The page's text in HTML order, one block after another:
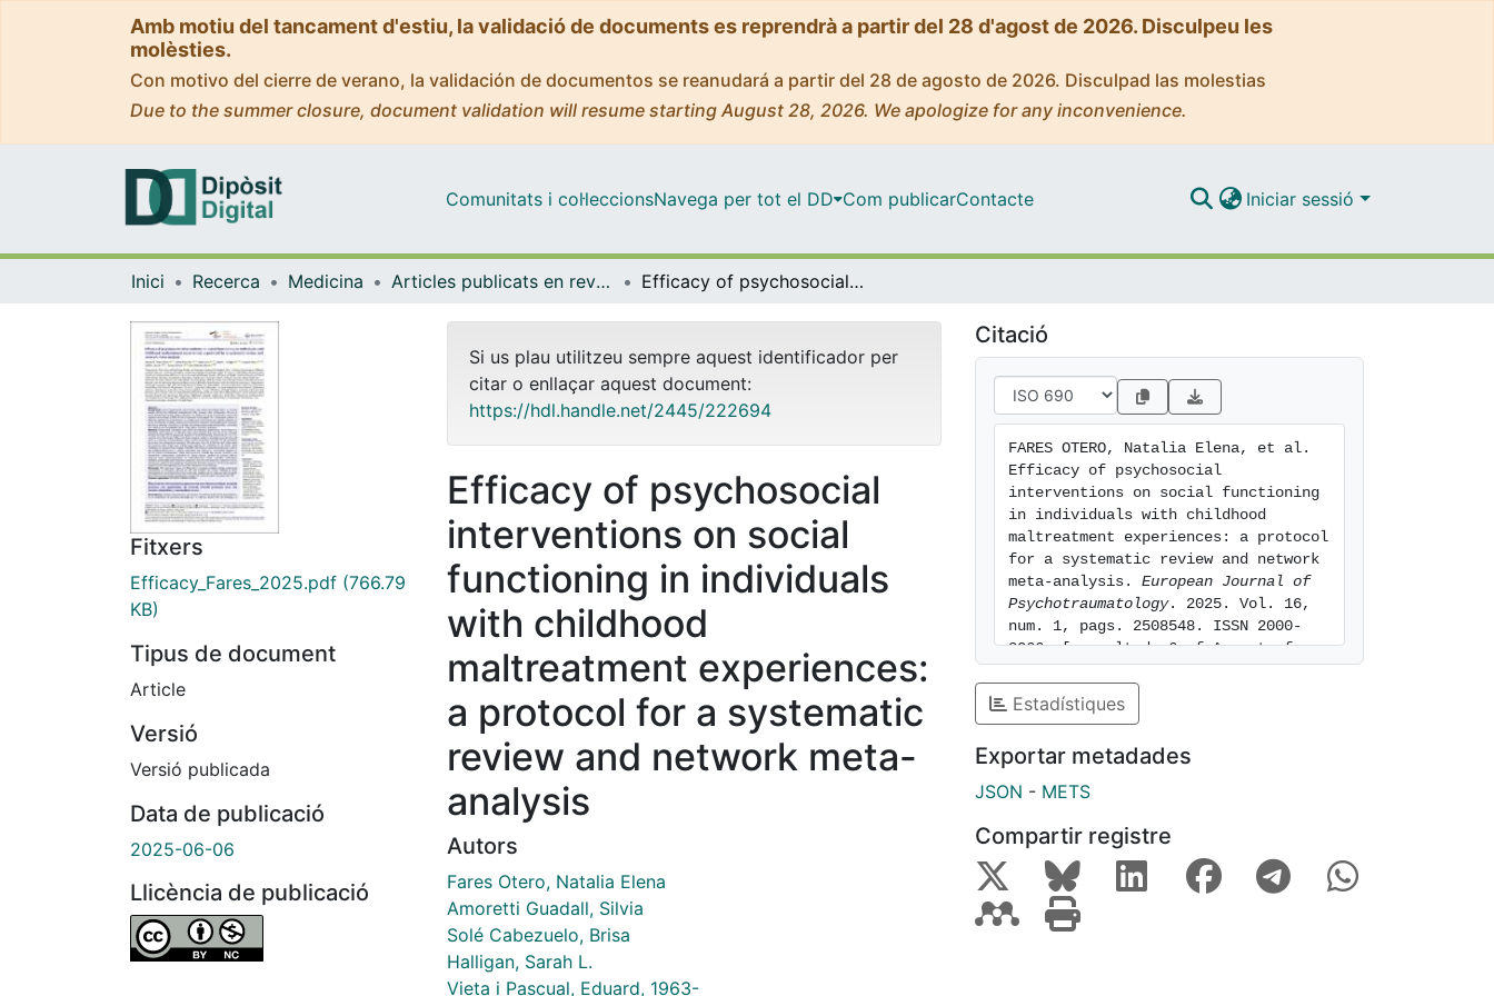
Amb motiu del tancament d'estiu, la validació de documents es reprendrà a partir del 28 d'agost de 2026. Disculpeu les
molèsties.
Con motivo del cierre de verano, la validación de documentos se reanudará a partir del 28 de agosto de 2026. Disculpad las molestias
Due to the summer closure, document validation will resume starting August 28, 2026. We apologize for any inconvenience.
Comunitats i col·leccionsNavega per tot el DD Com publicarContacte Iniciar sessió
Inici Recerca Medicina Articles publicats en revistes (Medicina) Efficacy of psychosocial interventions on social functioning in individuals with childhood maltreatment experiences: a protocol for a systematic review and network meta-analysis
Fitxers
Efficacy_Fares_2025.pdf (766.79
KB)
Tipus de document
Article
Versió
Versió publicada
Data de publicació
2025-06-06
Llicència de publicació
Si us plau utilitzeu sempre aquest identificador per
citar o enllaçar aquest document:
https://hdl.handle.net/2445/222694
Efficacy of psychosocial
interventions on social
functioning in individuals
with childhood
maltreatment experiences:
a protocol for a systematic
review and network meta-
analysis
Autors
Fares Otero, Natalia Elena
Amoretti Guadall, Silvia
Solé Cabezuelo, Brisa
Halligan, Sarah L.
Vieta i Pascual, Eduard, 1963-
Citació
FARES OTERO, Natalia Elena, et al.
Efficacy of psychosocial
interventions on social functioning
in individuals with childhood
maltreatment experiences: a protocol
for a systematic review and network
meta-analysis. European Journal of
Psychotraumatology. 2025. Vol. 16,
num. 1, pags. 2508548. ISSN 2000-
8066. [consulted: 6 of August of
https://hdl.handle.net/2445/222694
Estadístiques
Exportar metadades
JSON - METS
Compartir registre